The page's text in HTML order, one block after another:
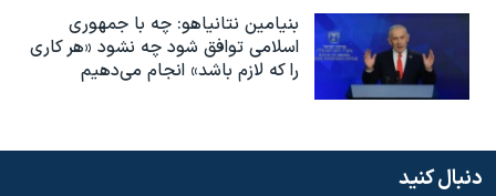
بنیامین نتانیاهو: چه با جمهوری
اسلامی توافق شود چه نشود «هر کاری
را که لازم باشد» انجام می‌دهیم
دنبال کنید